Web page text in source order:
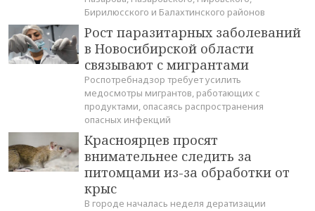
Бирилюсского и Балахтинского районов
Рост паразитарных заболеваний
в Новосибирской области
связывают с мигрантами
Роспотребнадзор требует усилить
медосмотры мигрантов, работающих с
продуктами, опасаясь распространения
опасных инфекций
Красноярцев просят
внимательнее следить за
питомцами из-за обработки от
крыс
В городе началась неделя дератизации